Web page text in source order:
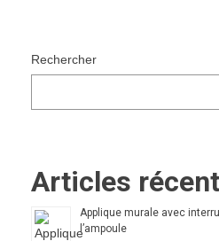
Rechercher
Articles
Applique murale avec
l’ampoule